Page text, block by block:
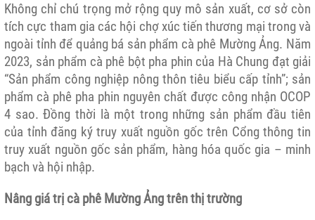
Không chỉ chú trọng mở rộng quy mô sản xuất, cơ sở còn
tích cực tham gia các hội chợxúc tiến thương mại trong và
ngoài tỉnh để quảng bá sản phẩm cà phê Mường Ảng. Năm
2023, sản phẩm cà phê bột pha phin của Hà Chung đạt giải
“Sản phẩm công nghiệp nông thôn tiêu biểu cấp tỉnh”; sản
phẩm cà phê pha phin nguyên chất được công nhận OCOP
4 sao. Đồng thời là một trong những sản phẩm đầu tiên
của tỉnh đăng ký truy xuất nguồn gốc trên Cổng thông tin
truy xuất nguồn gốc sản phẩm, hàng hóa quốc gia – minh
bạch và hội nhập.
Nâng giá trị cà phê Mường Ảng trên thị trường